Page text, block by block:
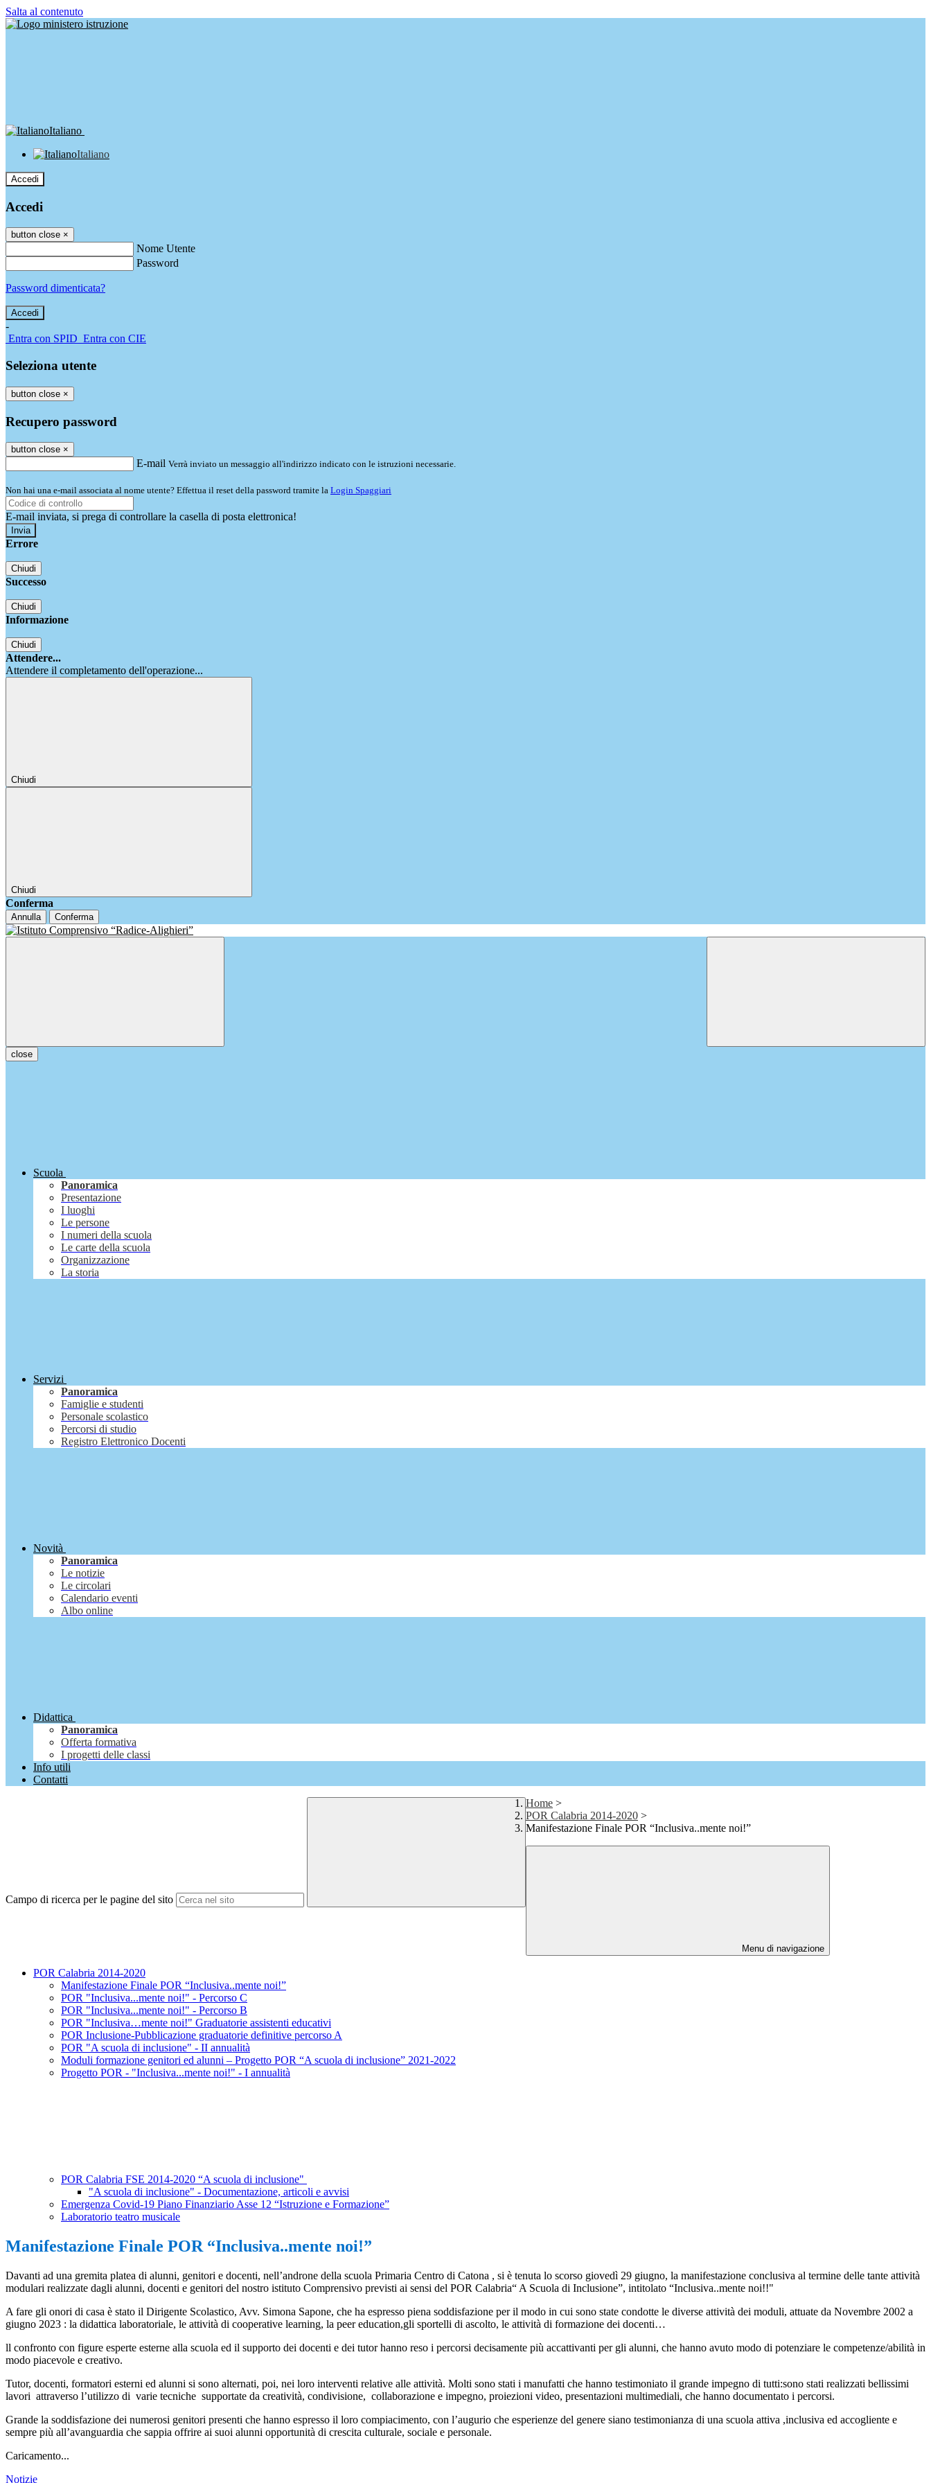
Salta al contenuto
Italiano
Italiano
Accedi
Accedi
button close ×
Nome Utente
Password
Password dimenticata?
-
Entra con SPID Entra con CIE
Seleziona utente
button close ×
Recupero password
button close ×
E-mail Verrà inviato un messaggio all'indirizzo indicato con le istruzioni necessarie.
Non hai una e-mail associata al nome utente? Effettua il reset della password tramite la Login Spaggiari
E-mail inviata, si prega di controllare la casella di posta elettronica!
Errore
Chiudi
Successo
Chiudi
Informazione
Chiudi
Attendere...
Attendere il completamento dell'operazione...
Chiudi
Chiudi
Conferma
Annulla Conferma
close
Scuola
Panoramica
Presentazione
I luoghi
Le persone
I numeri della scuola
Le carte della scuola
Organizzazione
La storia
Servizi
Panoramica
Famiglie e studenti
Personale scolastico
Percorsi di studio
Registro Elettronico Docenti
Novità
Panoramica
Le notizie
Le circolari
Calendario eventi
Albo online
Didattica
Panoramica
Offerta formativa
I progetti delle classi
Info utili
Contatti
Campo di ricerca per le pagine del sito
Home >
POR Calabria 2014-2020 >
Manifestazione Finale POR “Inclusiva..mente noi!”
Menu di navigazione
POR Calabria 2014-2020
Manifestazione Finale POR “Inclusiva..mente noi!”
POR "Inclusiva...mente noi!" - Percorso C
POR "Inclusiva...mente noi!" - Percorso B
POR "Inclusiva…mente noi!" Graduatorie assistenti educativi
POR Inclusione-Pubblicazione graduatorie definitive percorso A
POR "A scuola di inclusione" - II annualità
Moduli formazione genitori ed alunni – Progetto POR “A scuola di inclusione” 2021-2022
Progetto POR - "Inclusiva...mente noi!" - I annualità
POR Calabria FSE 2014-2020 “A scuola di inclusione"
"A scuola di inclusione" - Documentazione, articoli e avvisi
Emergenza Covid-19 Piano Finanziario Asse 12 “Istruzione e Formazione”
Laboratorio teatro musicale
Manifestazione Finale POR “Inclusiva..mente noi!”
Davanti ad una gremita platea di alunni, genitori e docenti, nell’androne della scuola Primaria Centro di Catona , si è tenuta lo scorso giovedì 29 giugno, la manifestazione conclusiva al termine delle tante attività
modulari realizzate dagli alunni, docenti e genitori del nostro istituto Comprensivo previsti ai sensi del POR Calabria“ A Scuola di Inclusione”, intitolato “Inclusiva..mente noi!!"
A fare gli onori di casa è stato il Dirigente Scolastico, Avv. Simona Sapone, che ha espresso piena soddisfazione per il modo in cui sono state condotte le diverse attività dei moduli, attuate da Novembre 2002 a
giugno 2023 : la didattica laboratoriale, le attività di cooperative learning, la peer education,gli sportelli di ascolto, le attività di formazione dei docenti…
ll confronto con figure esperte esterne alla scuola ed il supporto dei docenti e dei tutor hanno reso i percorsi decisamente più accattivanti per gli alunni, che hanno avuto modo di potenziare le competenze/abilità in
modo piacevole e creativo.
Tutor, docenti, formatori esterni ed alunni si sono alternati, poi, nei loro interventi relative alle attività. Molti sono stati i manufatti che hanno testimoniato il grande impegno di tutti:sono stati realizzati bellissimi
lavori attraverso l’utilizzo di varie tecniche supportate da creatività, condivisione, collaborazione e impegno, proiezioni video, presentazioni multimediali, che hanno documentato i percorsi.
Grande la soddisfazione dei numerosi genitori presenti che hanno espresso il loro compiacimento, con l’augurio che esperienze del genere siano testimonianza di una scuola attiva ,inclusiva ed accogliente e
sempre più all’avanguardia che sappia offrire ai suoi alunni opportunità di crescita culturale, sociale e personale.
Caricamento...
Notizie